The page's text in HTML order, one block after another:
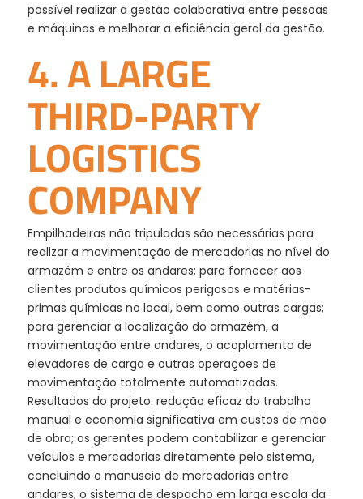
possível realizar a gestão colaborativa entre pessoas
e máquinas e melhorar a eficiência geral da gestão.
4. A LARGE
THIRD-PARTY
LOGISTICS
COMPANY
Empilhadeiras não tripuladas são necessárias para
realizar a movimentação de mercadorias no nível do
armazém e entre os andares; para fornecer aos
clientes produtos químicos perigosos e matérias-
primas químicas no local, bem como outras cargas;
para gerenciar a localização do armazém, a
movimentação entre andares, o acoplamento de
elevadores de carga e outras operações de
movimentação totalmente automatizadas.
Resultados do projeto: redução eficaz do trabalho
manual e economia significativa em custos de mão
de obra; os gerentes podem contabilizar e gerenciar
veículos e mercadorias diretamente pelo sistema,
concluindo o manuseio de mercadorias entre
andares; o sistema de despacho em larga escala da